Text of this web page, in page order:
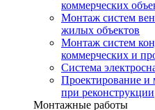
коммерческих
Монтаж систем
жилых объектов
Монтаж систем
коммерческих и
Система
Проектирование и
при реконструкции
Монтажные работы